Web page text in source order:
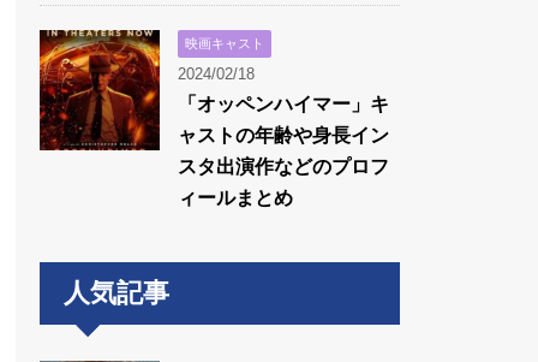
映画キャスト
2024/02/18
「オッペンハイマー」キ
ャストの年齢や身長イン
スタ出演作などのプロフ
ィールまとめ
人気記事